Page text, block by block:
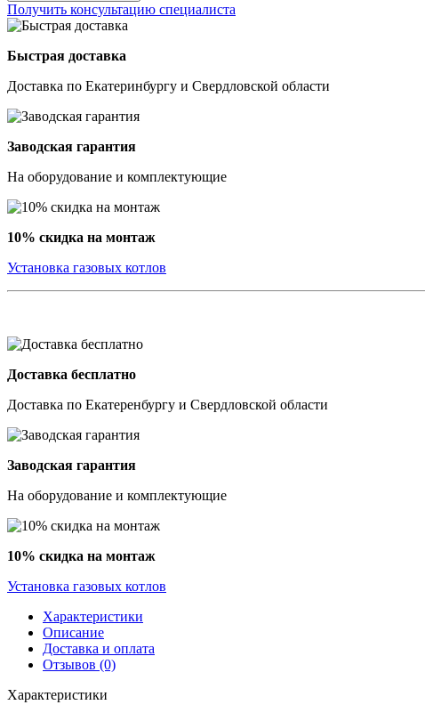
Получить консультацию специалиста
Быстрая доставка
Доставка по Екатеринбургу и Свердловской области
Заводская гарантия
На оборудование и комплектующие
10% скидка на монтаж
Установка газовых котлов
Доставка бесплатно
Доставка по Екатеренбургу и Свердловской области
Заводская гарантия
На оборудование и комплектующие
10% скидка на монтаж
Установка газовых котлов
Характеристики
Описание
Доставка и оплата
Отзывов (0)
Характеристики